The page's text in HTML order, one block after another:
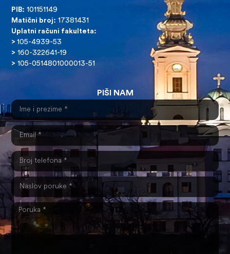
PIB: 101151149
Matični broj: 17381431
Uplatni računi fakulteta:
>105-4939-53
> 160-322641-19
> 105-0514801000013-51
PIŠI NAM